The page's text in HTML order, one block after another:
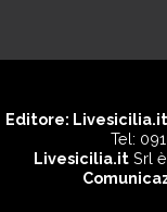
Editore:
Tel:
Livesicilia.it Srl